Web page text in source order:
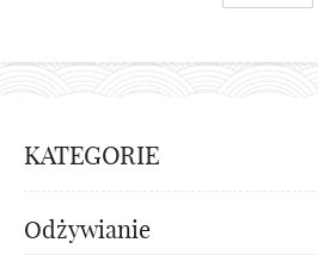
KATEGORIE
Odżywianie